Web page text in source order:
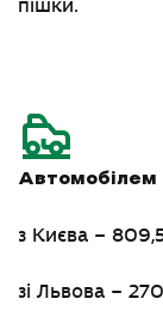
пішки.
Автомобілем
з Києва –
зі Львова –